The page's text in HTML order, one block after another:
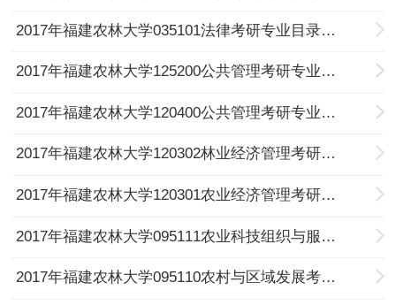
2017年福建农林大学035101法律考研专业目录及考试科目
2017年福建农林大学125200公共管理考研专业目录及考试科目
2017年福建农林大学120400公共管理考研专业目录及考试科目
2017年福建农林大学120302林业经济管理考研专业目录及考试科目
2017年福建农林大学120301农业经济管理考研专业目录及考试科目
2017年福建农林大学095111农业科技组织与服务考研专业目录及考试科目
2017年福建农林大学095110农村与区域发展考研专业目录及考试科目